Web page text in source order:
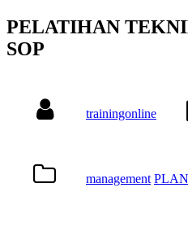
PELATIHAN
SOP
trainingonline
management